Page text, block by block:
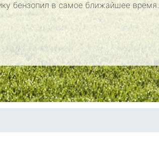
бензопил в самое ближайшее время.